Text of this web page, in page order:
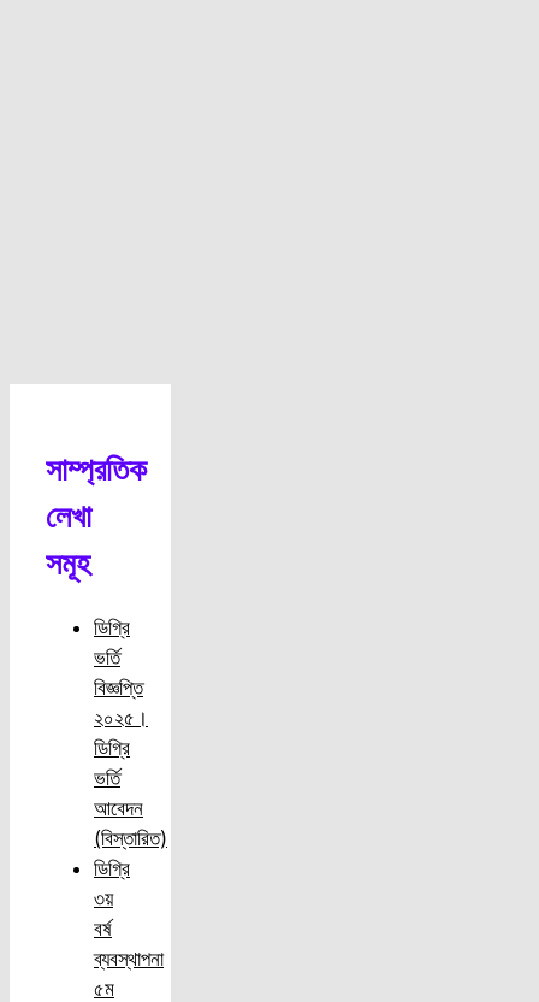
সাম্প্রতিক
লেখা
সমূহ
ডিগ্রি
ভর্তি
বিজ্ঞপ্তি
২০২৫।
ডিগ্রি
ভর্তি
আবেদন
(বিস্তারিত)
ডিগ্রি
৩য়
বর্ষ
ব্যবস্থাপনা
৫ম